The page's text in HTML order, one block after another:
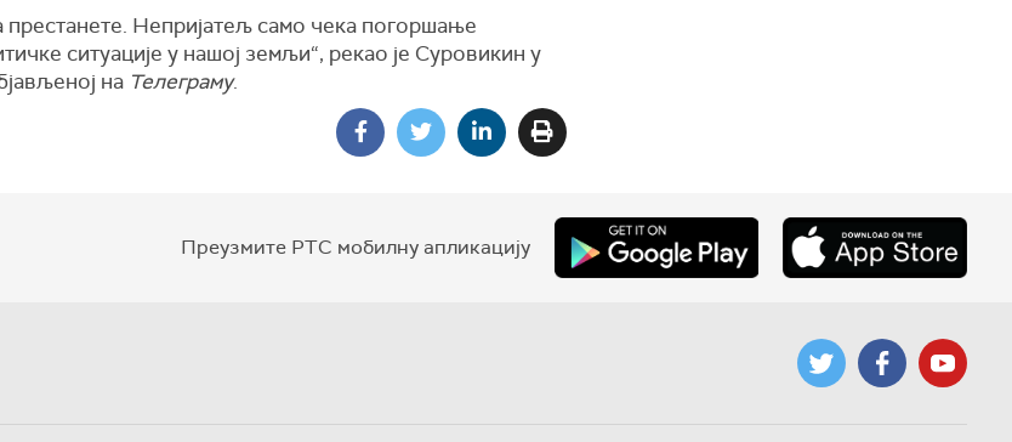
престанете. Непријатељ само чека погоршање
ситуације у нашој земљи“, рекао је Суровикин у
на Телеграму.
Преузмите РТС мобилну апликацију